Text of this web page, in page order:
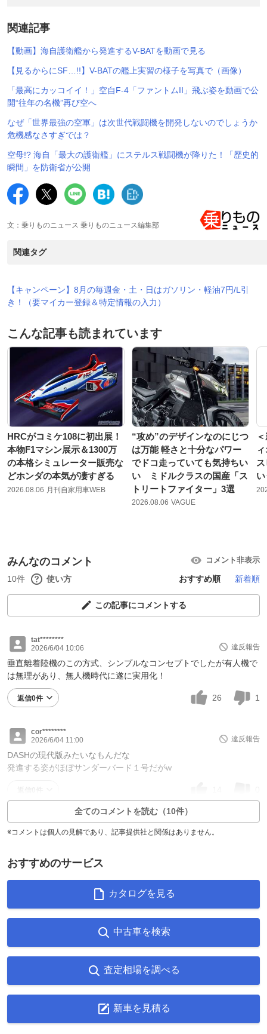
関連記事
【動画】海自護衛艦から発進するV-BATを動画で見る
【見るからにSF…!!】V-BATの艦上実習の様子を写真で（画像）
「最高にカッコイイ！」空自F-4「ファントムII」飛ぶ姿を動画で公
開“往年の名機”再び空へ
なぜ「世界最強の空軍」は次世代戦闘機を開発しないのでしょうか
危機感なさすぎでは？
空母!? 海自「最大の護衛艦」にステルス戦闘機が降りた！「歴史的
瞬間」を防衛省が公開
文：乗りものニュース 乗りものニュース編集部
関連タグ
【キャンペーン】8月の毎週金・土・日はガソリン・軽油7円/L引
き！（要マイカー登録＆特定情報の入力）
こんな記事も読まれています
HRCがコミケ108に初出展！
本物F1マシン展示＆1300万
の本格シミュレーター販売な
どホンダの本気が凄すぎる
2026.08.06 月刊自家用車WEB
“攻め”のデザインなのにじつ
は万能 軽さと十分なパワー
でドコ走っていても気持ちい
い ミドルクラスの国産「ス
トリートファイター」3選
2026.08.06 VAGUE
みんなのコメント コメント非表示
10件 使い方 おすすめ順 新着順
この記事にコメントする
tat********
2026/6/04 10:06
違反報告
垂直離着陸機のこの方式、シンプルなコンセプトでしたが有人機で
は無理があり、無人機時代に遂に実用化！
返信0件 26 1
cor********
2026/6/04 11:00
違反報告
DASHの現代版みたいなもんだな
発進する姿がほぼサンダーバード１号だがw
全てのコメントを読む（10件）
※コメントは個人の見解であり、記事提供社と関係はありません。
おすすめのサービス
カタログを見る
中古車を検索
査定相場を調べる
新車を見積る